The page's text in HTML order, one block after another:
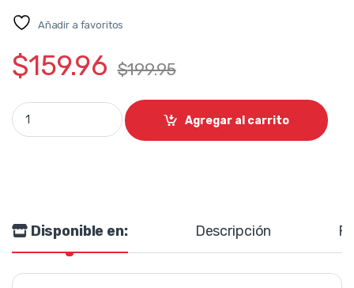
Añadir a favoritos
$159.96 $199.95
Kit micrófono con audífono Shure quantity
Agregar al carrito
Disponible en: Descripción